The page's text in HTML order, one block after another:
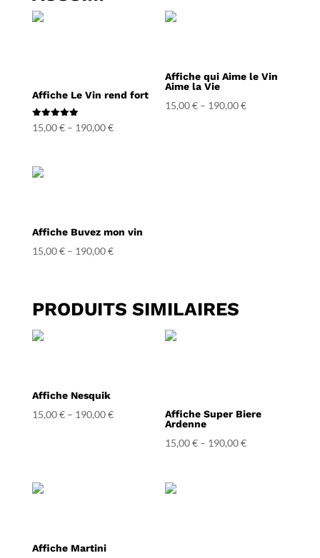
Affiche Le Vin rend fort
Note
5.00
15,00€– 190,00€
Affiche qui Aime le Vin
Aime la Vie
15,00€ – 190,00€
Affiche Buvez mon vin
15,00€– 190,00€
PRODUITS SIMILAIRES
Affiche Nesquik
15,00€– 190,00€
Affiche Super Biere
Ardenne
15,00€ – 190,00€
Affiche Martini